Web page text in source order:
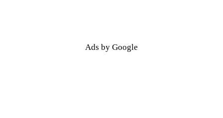
漢字検索
Ads by Google
漢字検索